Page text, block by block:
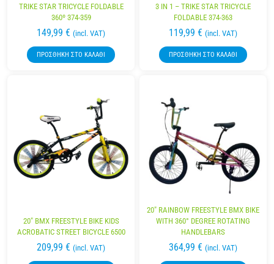
TRIKE STAR TRICYCLE FOLDABLE
360º 374-359
149,99 € (incl. VAT)
ΠΡΟΣΘΉΚΗ ΣΤΟ ΚΑΛΆΘΙ
3 IN 1 – TRIKE STAR TRICYCLE
FOLDABLE 374-363
119,99 € (incl. VAT)
ΠΡΟΣΘΉΚΗ ΣΤΟ ΚΑΛΆΘΙ
20″ BMX FREESTYLE BIKE KIDS
ACROBATIC STREET BICYCLE 6500
209,99 € (incl. VAT)
20″ RAINBOW FREESTYLE BMX BIKE
WITH 360° DEGREE ROTATING
HANDLEBARS
364,99 € (incl. VAT)